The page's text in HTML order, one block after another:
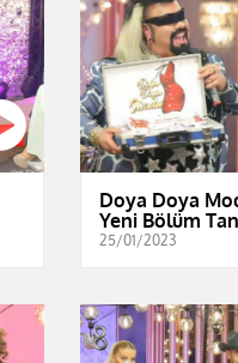
Doya Doya
Yeni Bölüm
25/01/2023